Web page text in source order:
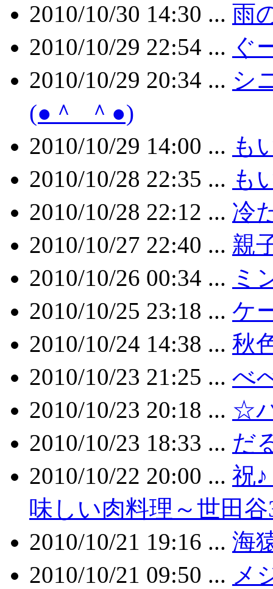
2010/10/30 14:30 ... 雨
2010/10/29 22:54 ... ぐ
2010/10/29 20:34 ... シ
(●＾_＾●)
2010/10/29 14:00 ... も
2010/10/28 22:35 ... も
2010/10/28 22:12 ... 冷
2010/10/27 22:40 ... 親
2010/10/26 00:34 ... ミ
2010/10/25 23:18 ... ケ
2010/10/24 14:38 ... 秋
2010/10/23 21:25 ... べ
2010/10/23 20:18 ... ☆
2010/10/23 18:33 ... だ
2010/10/22 20:00 ... 祝
味しい肉料理～世田
2010/10/21 19:16 ... 海
2010/10/21 09:50 ... メ